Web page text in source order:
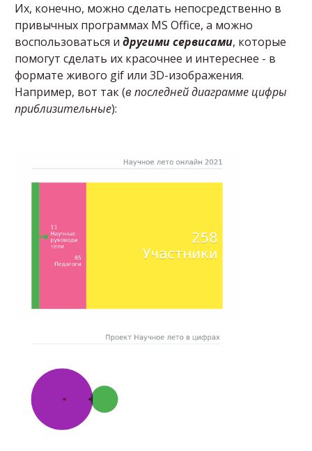
Их, конечно, можно сделать непосредственно в
привычных программах MS Office, а можно
воспользоваться и другими сервисами, которые
помогут сделать их красочнее и интереснее - в
формате живого gif или 3D-изображения.
Например, вот так (в последней диаграмме цифры
приблизительные):